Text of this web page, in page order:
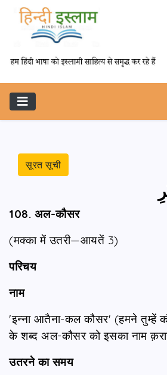
सूरत सूची
108. अल-कौसर
(मक्का में उतरी—आयतें 3)
परिचय
नाम
'इन्ना आतैना-कल कौसर' (हमने तुम्हें
के शब्द अल-कौसर को इसका नाम
उतरने का समय